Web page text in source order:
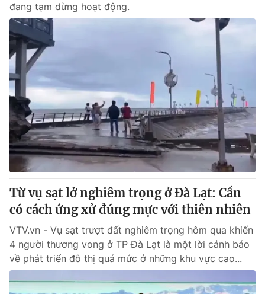
đang tạm dừng hoạt động.
Từ vụ sạt lở nghiêm trọng ở Đà Lạt: Cần
có cách ứng xử đúng mực với thiên nhiên
VTV.vn - Vụ sạt trượt đất nghiêm trọng hôm qua khiến
4 người thương vong ở TP Đà Lạt là một lời cảnh báo
về phát triển đô thị quá mức ở những khu vực cao...